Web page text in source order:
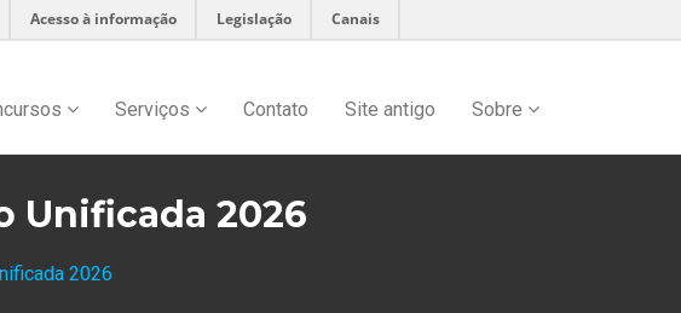
Acesso à informação Legislação Canais
Serviços Contato Site antigo Sobre
Unificada 2026
2026